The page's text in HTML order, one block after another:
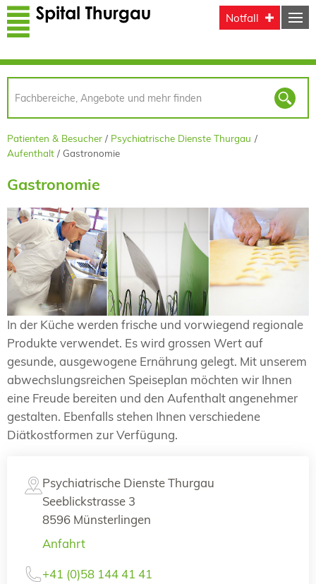
Direkt zum Inhalt
Notfall
Patienten & Besucher
Psychiatrische Dienste Thurgau
Aufenthalt
Gastronomie
Gastronomie
In der Küche werden frische und vorwiegend regionale
Produkte verwendet. Es wird grossen Wert auf
gesunde, ausgewogene Ernährung gelegt. Mit unserem
abwechslungsreichen Speiseplan möchten wir Ihnen
eine Freude bereiten und den Aufenthalt angenehmer
gestalten. Ebenfalls stehen Ihnen verschiedene
Diätkostformen zur Verfügung.
Psychiatrische Dienste Thurgau
Seeblickstrasse 3
8596 Münsterlingen
Anfahrt
+41 (0)58 144 41 41